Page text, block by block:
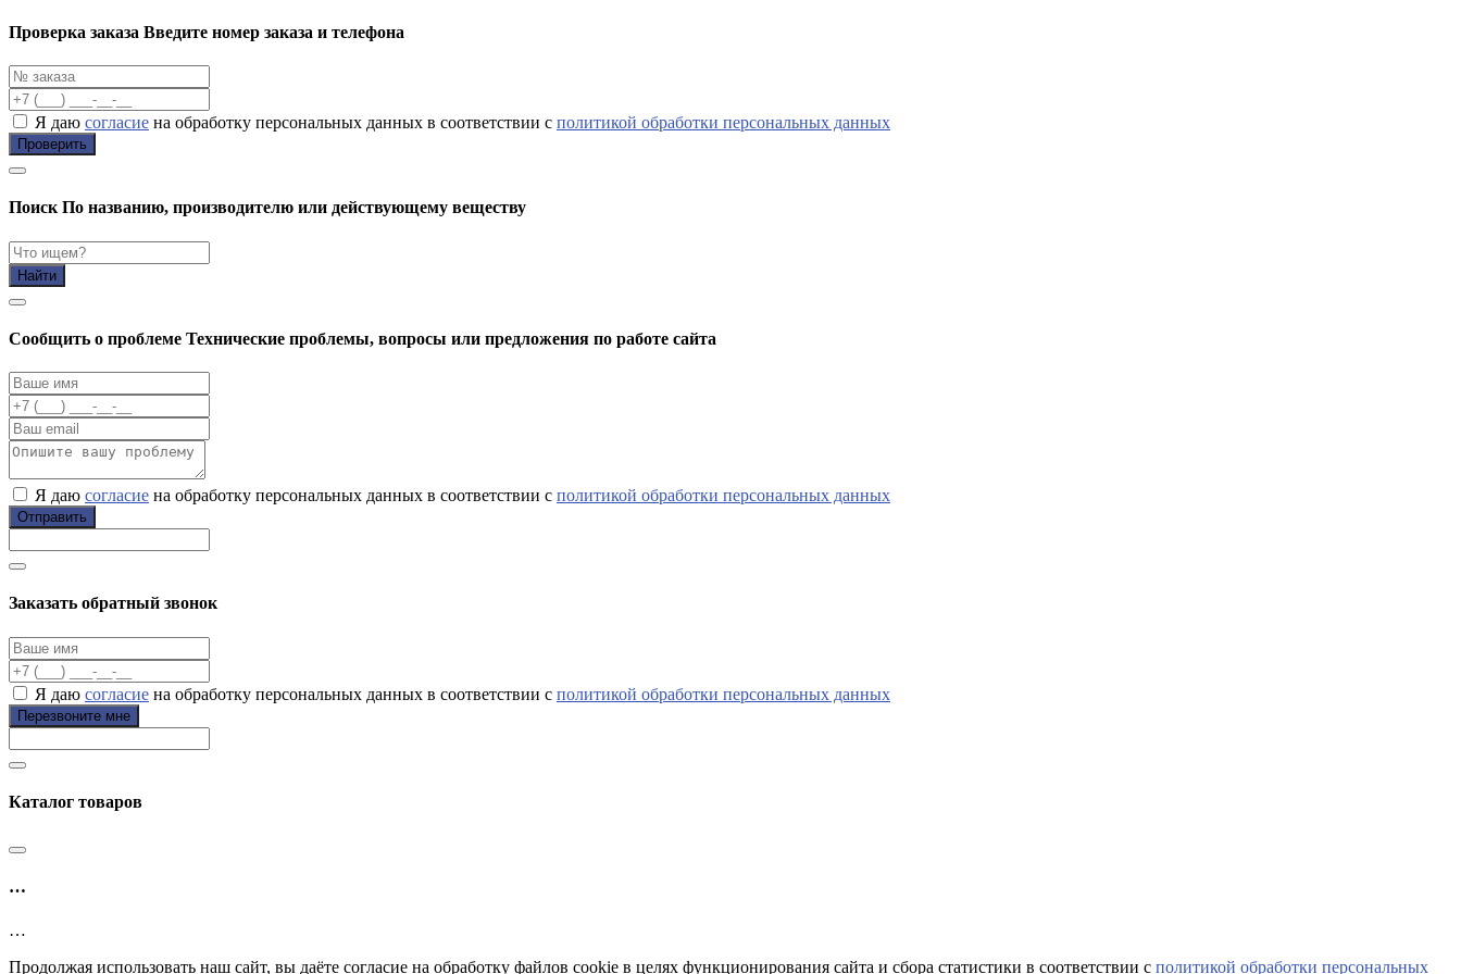
Проверка заказа Введите номер заказа и телефона
Я даю согласие на обработку персональных данных в соответствии с политикой обработки персональных данных
Проверить
Поиск По названию, производителю или действующему веществу
Найти
Cообщить о проблеме Технические проблемы, вопросы или предложения по работе сайта
Я даю согласие на обработку персональных данных в соответствии с политикой обработки персональных данных
Отправить
Заказать обратный звонок
Я даю согласие на обработку персональных данных в соответствии с политикой обработки персональных данных
Перезвоните мне
Каталог товаров
…
…
Продолжая использовать наш сайт, вы даёте согласие на обработку файлов cookie в целях функционирования сайта и сбора статистики в соответствии с политикой обработки персональных